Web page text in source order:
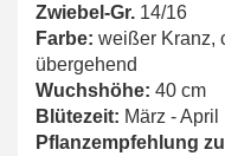
Zwiebel-Gr. 14/16
Farbe: weißer Kranz,
übergehend
Wuchshöhe: 40 cm
Blütezeit: März - April
Pflanzempfehlung